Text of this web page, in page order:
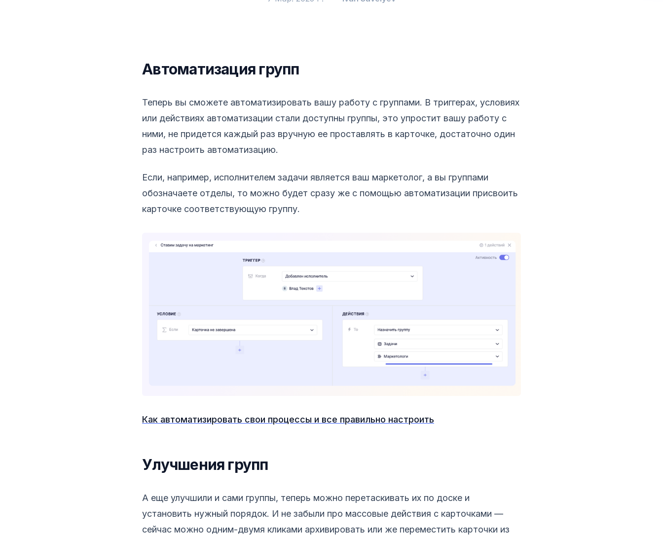
Автоматизация и улучшение групп. Что нового в Shtab 1.12
Автоматизация групп
Теперь вы сможете автоматизировать вашу работу с группами. В триггерах, условиях
или действиях автоматизации стали доступны группы, это упростит вашу работу с
ними, не придется каждый раз вручную ее проставлять в карточке, достаточно один
раз настроить автоматизацию.
Если, например, исполнителем задачи является ваш маркетолог, а вы группами
обозначаете отделы, то можно будет сразу же с помощью автоматизации присвоить
карточке соответствующую группу.
Как автоматизировать свои процессы и все правильно настроить
Улучшения групп
А еще улучшили и сами группы, теперь можно перетаскивать их по доске и
установить нужный порядок. И не забыли про массовые действия с карточками —
сейчас можно одним-двумя кликами архивировать или же переместить карточки из